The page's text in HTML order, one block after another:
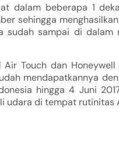
dalam beberapa 1
sehingga
sudah sampai di dalam
Touch dan
mendapatkannya
hingga 4 Juni
udara di tempat rutinitas